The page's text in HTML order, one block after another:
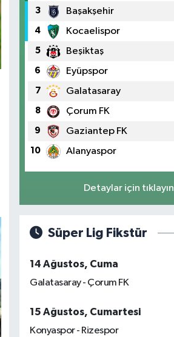
3 Başakşehir
4 Kocaelispor
5 Beşiktaş
6 Eyüpspor
7 Galatasaray
8 Çorum FK
9 Gaziantep FK
10 Alanyaspor
Detaylar için tıklayın
Süper Lig Fikstür
14 Ağustos, Cuma
Galatasaray - Çorum FK
15 Ağustos, Cumartesi
Konyaspor - Rizespor